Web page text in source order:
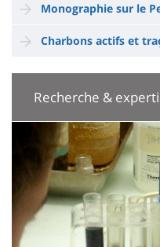
Monographie sur le
Charbons actifs et
Recherche &